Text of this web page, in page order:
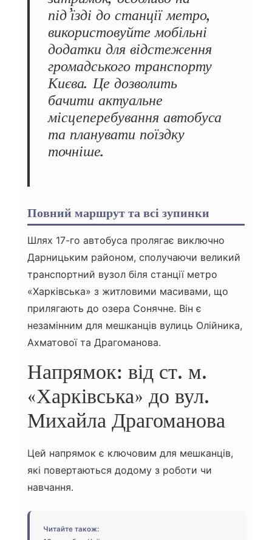
під’їзді до станції метро,
використовуйте мобільні
додатки для відстеження
громадського транспорту
Києва. Це дозволить
бачити актуальне
місцеперебування автобуса
та планувати поїздку
точніше.
Повний маршрут та всі зупинки
Шлях 17-го автобуса пролягає виключно
Дарницьким районом, сполучаючи великий
транспортний вузол біля станції метро
«Харківська» з житловими масивами, що
прилягають до озера Сонячне. Він є
незамінним для мешканців вулиць Олійника,
Ахматової та Драгоманова.
Напрямок: від ст. м.
«Харківська» до вул.
Михайла Драгоманова
Цей напрямок є ключовим для мешканців,
які повертаються додому з роботи чи
навчання.
Читайте також: